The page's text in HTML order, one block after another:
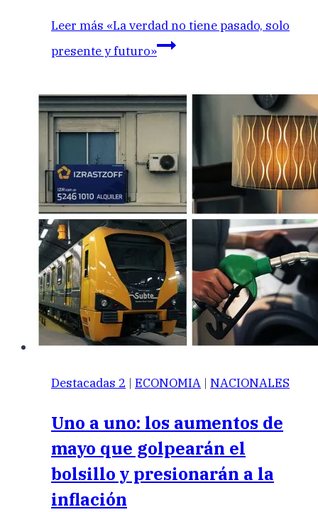
Leer más «La verdad no tiene pasado, solo
presente y futuro»
Destacadas 2 | ECONOMIA | NACIONALES
Uno a uno: los aumentos de
mayo que golpearán el
bolsillo y presionarán a la
inflación